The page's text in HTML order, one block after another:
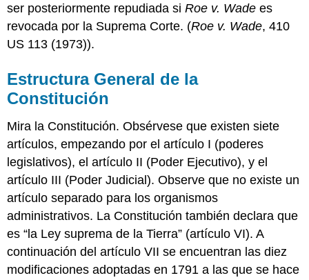
ser posteriormente repudiada siRoe v. Wade es
revocada por la Suprema Corte. (Roe v. Wade, 410
US 113 (1973)).
Estructura General de la
Constitución
Mira la Constitución. Obsérvese que existen siete
artículos, empezando por el artículo I (poderes
legislativos), el artículo II (Poder Ejecutivo), y el
artículo III (Poder Judicial). Observe que no existe un
artículo separado para los organismos
administrativos. La Constitución también declara que
es “la Ley suprema de la Tierra” (artículo VI). A
continuación del artículo VII se encuentran las diez
modificaciones adoptadas en 1791 a las que se hace